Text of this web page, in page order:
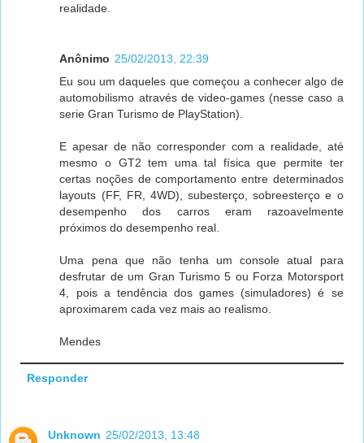
realidade.
Anônimo 25/02/2013, 22:39
Eu sou um daqueles que começou a conhecer algo de
automobilismo através de video-games (nesse caso a
serie Gran Turismo de PlayStation).
E apesar de não corresponder com a realidade, até
mesmo o GT2 tem uma tal física que permite ter
certas noções de comportamento entre determinados
layouts (FF, FR, 4WD), subesterço, sobreesterço e o
desempenho dos carros eram razoavelmente
próximos do desempenho real.
Uma pena que não tenha um console atual para
desfrutar de um Gran Turismo 5 ou Forza Motorsport
4, pois a tendência dos games (simuladores) é se
aproximarem cada vez mais ao realismo.
Mendes
Responder
Unknown 25/02/2013, 13:48